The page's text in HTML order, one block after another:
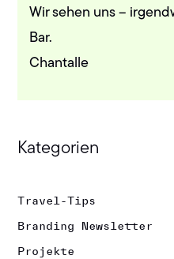
Wir sehen uns –
Bar.
Chantalle
Kategorien
Travel-Tips
Branding Newsletter
Projekte